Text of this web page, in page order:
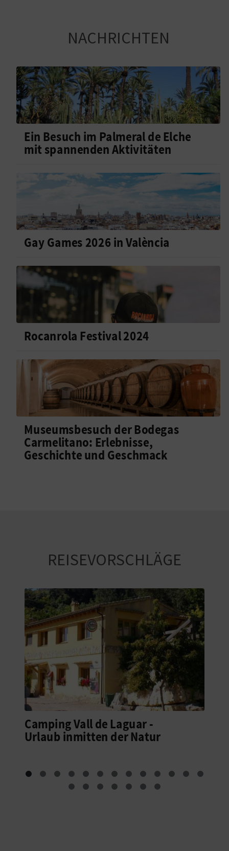
NACHRICHTEN
Ein Besuch im Palmeral de Elche
mit spannenden Aktivitäten
Gay Games 2026 in València
Rocanrola Festival 2024
Museumsbesuch der Bodegas
Carmelitano: Erlebnisse,
Geschichte und Geschmack
REISEVORSCHLÄGE
Camping Vall de Laguar -
Urlaub inmitten der Natur